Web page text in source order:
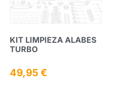
KIT LIMPIEZA ALABES
TURBO
49,95 €